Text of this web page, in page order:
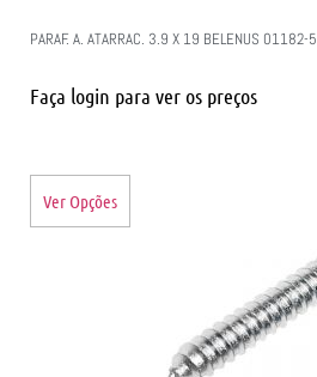
PARAF. A. ATARRAC. 3.9 X 19 BELENUS 01182-5
Faça login para ver os preços
Ver Opções